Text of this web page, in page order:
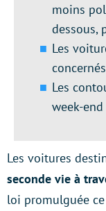
moins
dessous,
Les
concernés
Les
week-
Les voitures
seconde vie à
loi promulguée ce